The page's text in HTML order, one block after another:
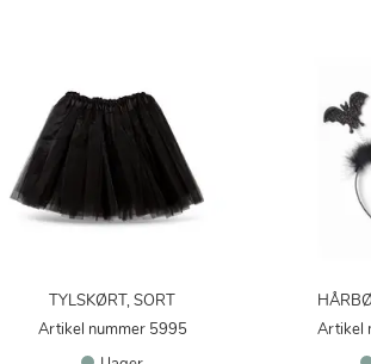
TYLSKØRT, SORT
Artikel nummer 5995
Artikel